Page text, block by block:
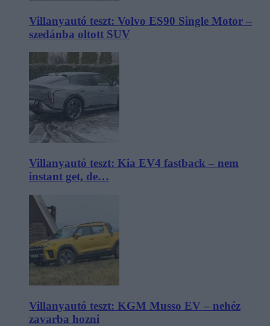
Villanyautó teszt: Volvo ES90 Single Motor –
szedánba oltott SUV
Villanyautó teszt: Kia EV4 fastback – nem
instant get, de…
Villanyautó teszt: KGM Musso EV – nehéz
zavarba hozni